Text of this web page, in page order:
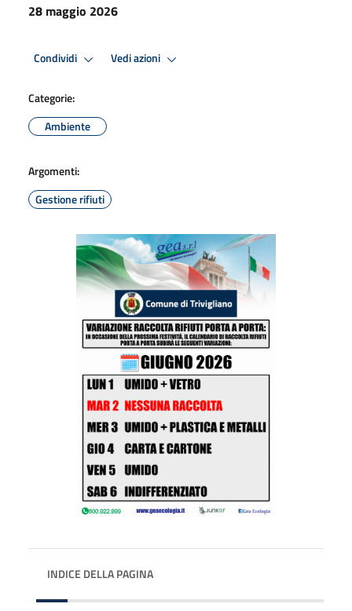
28 maggio 2026
Condividi Vedi azioni
Categorie:
Ambiente
Argomenti:
Gestione rifiuti
INDICE DELLA PAGINA